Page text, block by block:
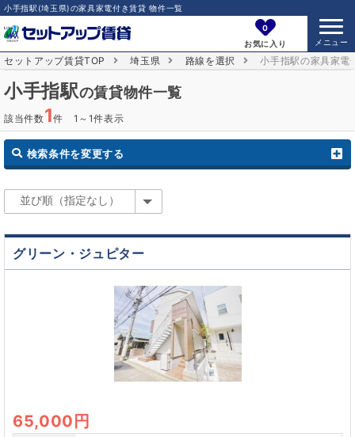
小手指駅(埼玉県)の家具家電付き賃貸 物件一覧
0
お気に入り
セットアップ賃貸TOP 埼玉県 路線を選択 小手指駅の家具家電
小手指駅の賃貸物件一覧
該当件数1件 1～1件表示
検索条件を変更する
グリーン・ジュピター
65,000円